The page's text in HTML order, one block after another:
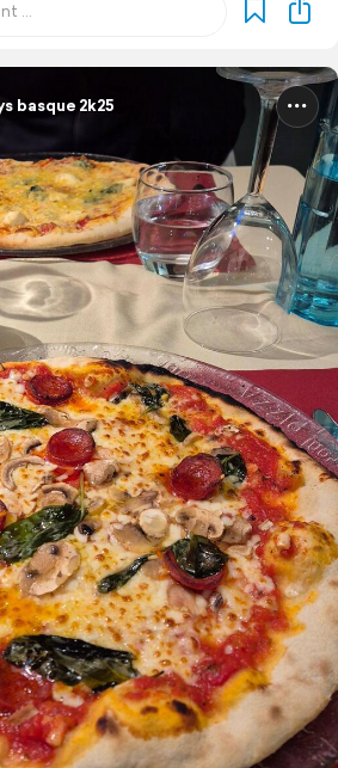
basque 2k25